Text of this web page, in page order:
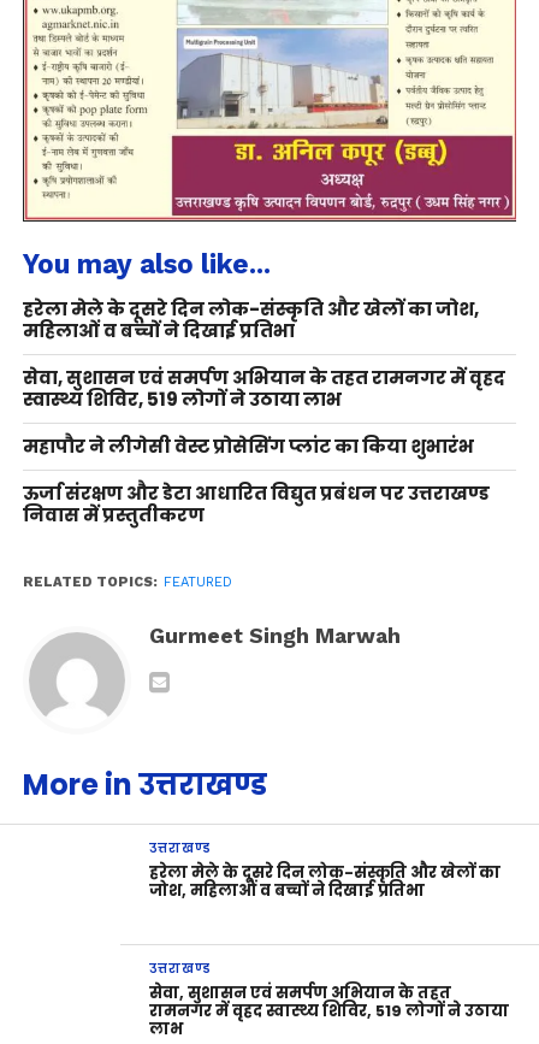
You may also like...
हरेला मेले के दूसरे दिन लोक-संस्कृति और खेलों का जोश,
महिलाओं व बच्चों ने दिखाई प्रतिभा
सेवा, सुशासन एवं समर्पण अभियान के तहत रामनगर में वृहद
स्वास्थ्य शिविर, 519 लोगों ने उठाया लाभ
महापौर ने लीगेसी वेस्ट प्रोसेसिंग प्लांट का किया शुभारंभ
ऊर्जा संरक्षण और डेटा आधारित विद्युत प्रबंधन पर उत्तराखण्ड
निवास में प्रस्तुतीकरण
RELATED TOPICS: FEATURED
Gurmeet Singh Marwah
More in उत्तराखण्ड
उत्तराखण्ड
हरेला मेले के दूसरे दिन लोक-संस्कृति और खेलों का
जोश, महिलाओं व बच्चों ने दिखाई प्रतिभा
उत्तराखण्ड
सेवा, सुशासन एवं समर्पण अभियान के तहत
रामनगर में वृहद स्वास्थ्य शिविर, 519 लोगों ने उठाया
लाभ